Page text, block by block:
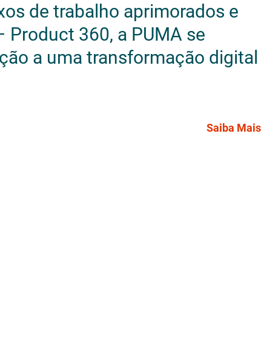
de trabalho aprimorados e
360, a PUMA se
a uma transformação digital
Saiba Mais